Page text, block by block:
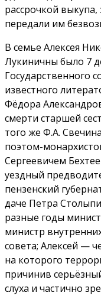
рассрочкой
передали им
В семье Алексея
Лукиничны было 7
Государственного
известного
Фёдора
смерти старшей
того же Ф.А.
поэтом-
Сергеевичем
уездный
пензенский
даче Петра
разные годы
министр
совета; Алексей —
на которого
причинив
слуха и частично